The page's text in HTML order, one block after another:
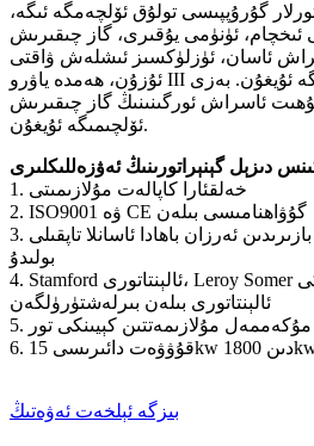
گۇرۇپپىسى تولۇق ئۆلچەمگە ئىگە،
ئۈنۈمى يۇقىرى، گاز چىقىرىش
ئاسان، ئۈزلۈكسىز ئىشلەش ۋاقتى
ئۇزۇن، ھەمدە ياۋرو III مۇھىت چىقىرىش ئۆلچىمىگە ئۇيغۇن. بەزى
مۇھىت ئاسراش ئورگىنىنىڭ گاز چىقىرىش
ئۆلچىمىگە ئۇيغۇن.
دىزېل گېنېراتورىنىڭ ئەۋزەللىكلىرى
1. خەلقئارا كاپالەت مۇلازىمىتى
2. ISO9001 ۋە CE گۇۋاھنامىسى بىلەن
3. زاپاس زاپچاسلارنى دۇنيا بازىرىدىن ئەرزان باھادا ئاسانلا تاپقىلى
بولىدۇ
4. Stamford ئالېنتاتورى، Leroy Somer ئالېنتاتورى ياكى Mecc alte
ئالېنتاتورى بىلەن بىرلەشتۈرۈلگەن
5. مۇكەممەل مۇلازىمەتتىن كېيىنكى تور
بىزگە ئېلخەت ئەۋەتىڭ